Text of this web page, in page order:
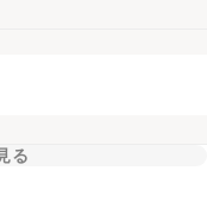
る